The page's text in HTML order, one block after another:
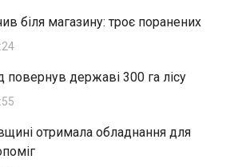
біля магазину: троє поранених
повернув державі 300 га лісу
отримала обладнання для